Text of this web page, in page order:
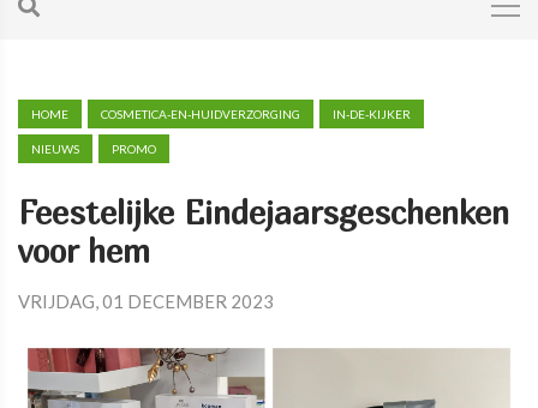
HOME COSMETICA-EN-HUIDVERZORGING IN-DE-KIJKER
NIEUWS PROMO
Feestelijke Eindejaarsgeschenken
voor hem
VRIJDAG, 01 DECEMBER 2023